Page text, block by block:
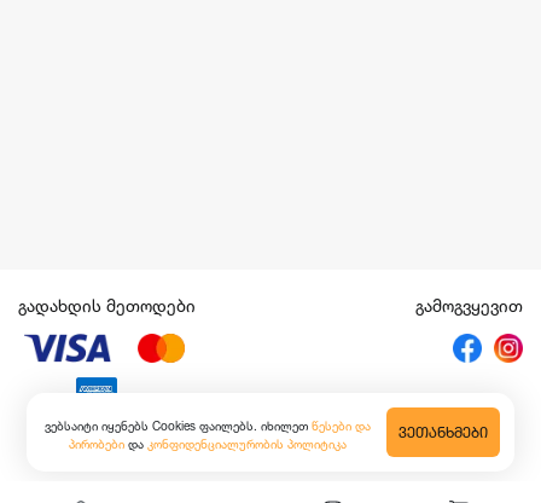
ვებსაიტი იყენებს Cookies ფაილებს. იხილეთ წესები და
პირობები და კონფიდენციალურობის პოლიტიკა
ᲕᲔᲗᲐᲜᲮᲛᲔᲑᲘ
გადახდის მეთოდები გამოგვყევით